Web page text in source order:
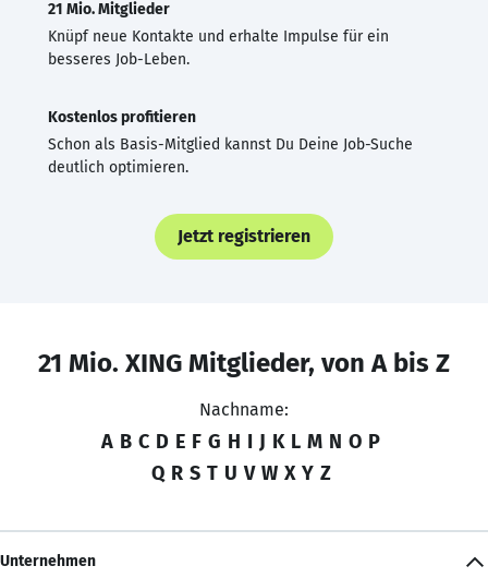
21 Mio. Mitglieder
Knüpf neue Kontakte und erhalte Impulse für ein
besseres Job-Leben.
Kostenlos profitieren
Schon als Basis-Mitglied kannst Du Deine Job-Suche
deutlich optimieren.
Jetzt registrieren
21 Mio. XING Mitglieder, von A bis Z
Nachname:
A B C D E F G H I J K L M N O P
Q R S T U V W X Y Z
Unternehmen